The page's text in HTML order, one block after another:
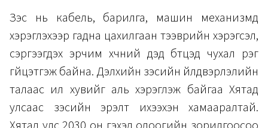
Зэс нь кабель, барилга, машин механизмд
хэрэглэхээр гадна цахилгаан тээврийн хэрэгсэл,
сэргээгдэх эрчим хүчний дэд бүтцэд чухал үүрэг
гүйцэтгэж байна. Дэлхийн зэсийн үйлдвэрлэлийн
талаас илүү хувийг аль хэрэглэж байгаа Хятад
улсаас зэсийн эрэлт ихээхэн хамааралтай.